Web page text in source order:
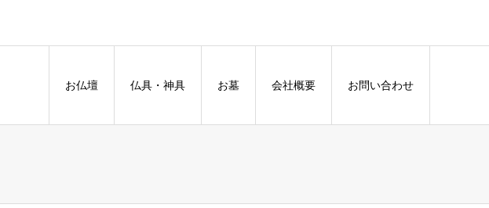
お仏壇 仏具・神具 お墓 会社概要 お問い合わせ